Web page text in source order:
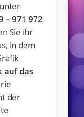
– 971 972
Sie ihr
in dem
auf das
der